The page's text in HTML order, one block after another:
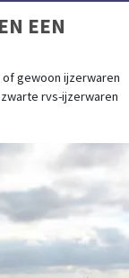
EEN
gewoon ijzerwaren
rvs-ijzerwaren